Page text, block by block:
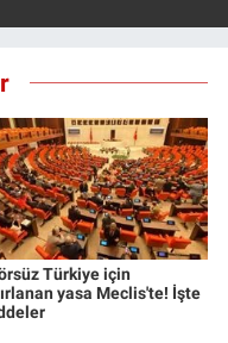
Türkiye için
yasa Meclis'te! İşte